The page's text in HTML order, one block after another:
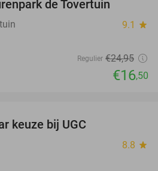
de Tovertuin
9.1 star
Regulier €24,95
€16,50
keuze bij UGC
8.8 star